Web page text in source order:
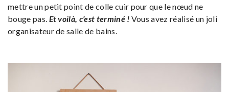
mettre un petit point de colle cuir pour que le nœud ne
bouge pas. Et voilà, c’est terminé ! Vous avez réalisé un joli
organisateur de salle de bains.